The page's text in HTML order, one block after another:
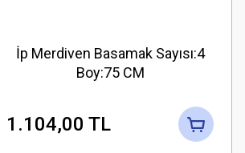
İp Merdiven Basamak Sayısı:4
Boy:75 CM
1.104,00 TL